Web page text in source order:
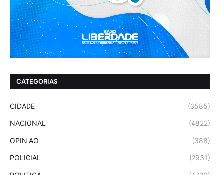
CATEGORIAS
CIDADE (3585)
NACIONAL (4822)
OPINIAO (388)
POLICIAL (2931)